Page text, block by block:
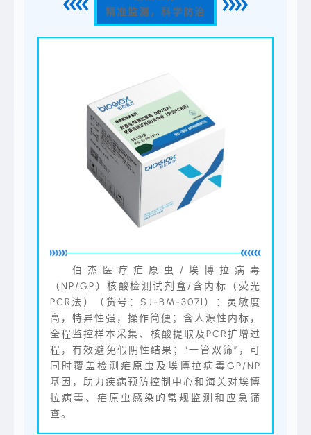
精准监测，科学防治
伯杰医疗疟原虫/埃博拉病毒
（NP/GP）核酸检测试剂盒/含内标（荧光
PCR法）（货号：SJ-BM-307I）：灵敏度
高，特异性强，操作简便；含人源性内标，
全程监控样本采集、核酸提取及PCR扩增过
程，有效避免假阴性结果；“一管双筛”，可
同时覆盖检测疟原虫及埃博拉病毒GP/NP
基因，助力疾病预防控制中心和海关对埃博
拉病毒、疟原虫感染的常规监测和应急筛
查。